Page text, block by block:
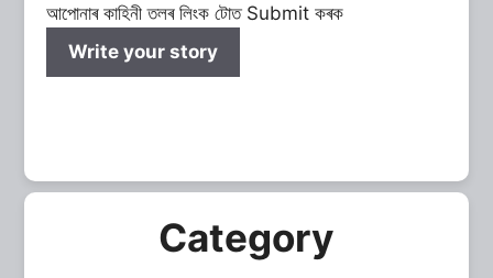
আপোনাৰ কাহিনী তলৰ লিংক টোত Submit কৰক
Write your story
Category